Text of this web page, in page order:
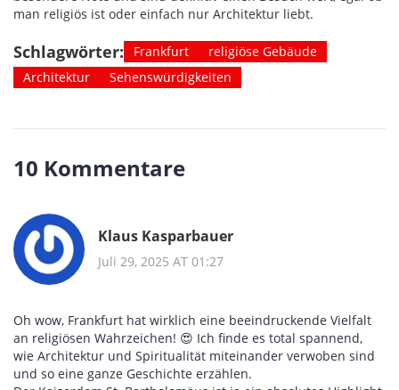
man religiös ist oder einfach nur Architektur liebt.
Schlagwörter: Frankfurt
religiöse Gebäude
Architektur
Sehenswürdigkeiten
10 Kommentare
Klaus Kasparbauer
Juli 29, 2025 AT 01:27
Oh wow, Frankfurt hat wirklich eine beeindruckende Vielfalt
an religiösen Wahrzeichen! 😍 Ich finde es total spannend,
wie Architektur und Spiritualität miteinander verwoben sind
und so eine ganze Geschichte erzählen.